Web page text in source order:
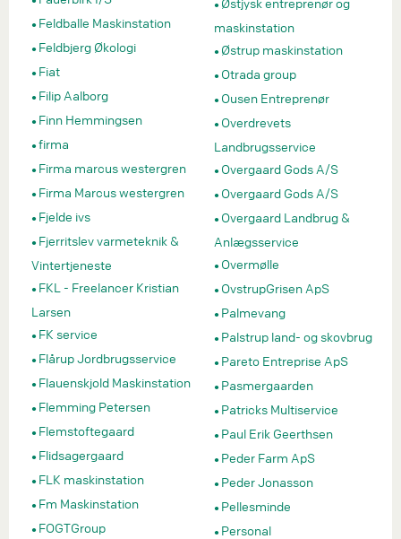
Feldballe Maskinstation
Feldbjerg Økologi
Fiat
Filip Aalborg
Finn Hemmingsen
firma
Firma marcus westergren
Firma Marcus westergren
Fjelde ivs
Fjerritslev varmeteknik &
Vintertjeneste
FKL - Freelancer Kristian
Larsen
FK service
Flårup Jordbrugsservice
Flauenskjold Maskinstation
Flemming Petersen
Flemstoftegaard
Flidsagergaard
FLK maskinstation
Fm Maskinstation
FOGTGroup
maskinstation
Østrup maskinstation
Otrada group
Ousen Entreprenør
Overdrevets
Landbrugsservice
Overgaard Gods A/S
Overgaard Gods A/S
Overgaard Landbrug &
Anlægsservice
Overmølle
OvstrupGrisen ApS
Palmevang
Palstrup land- og skovbrug
Pareto Entreprise ApS
Pasmergaarden
Patricks Multiservice
Paul Erik Geerthsen
Peder Farm ApS
Peder Jonasson
Pellesminde
Personal